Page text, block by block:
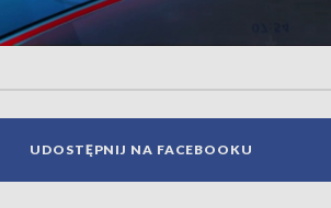
UDOSTĘPNIJ NA FACEBOOKU